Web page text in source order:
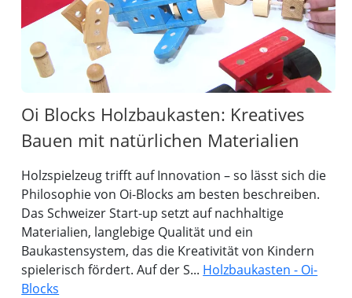
Oi Blocks Holzbaukasten: Kreatives
Bauen mit natürlichen Materialien
Holzspielzeug trifft auf Innovation – so lässt sich die
Philosophie von Oi-Blocks am besten beschreiben.
Das Schweizer Start-up setzt auf nachhaltige
Materialien, langlebige Qualität und ein
Baukastensystem, das die Kreativität von Kindern
spielerisch fördert. Auf der S... Holzbaukasten - Oi-
Blocks